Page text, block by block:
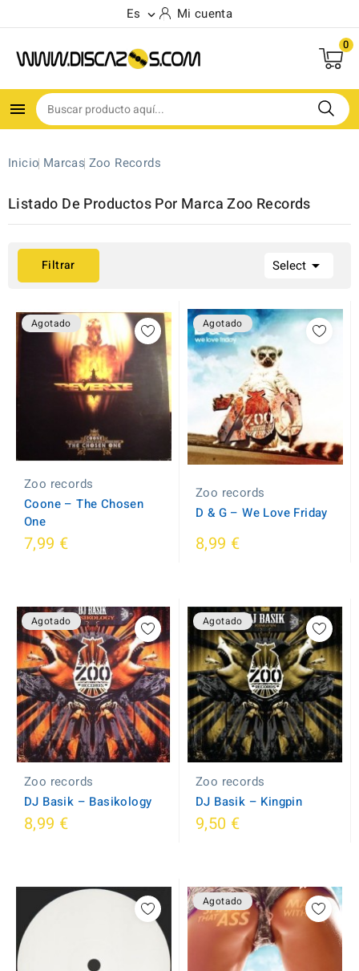
Es  Mi cuenta
0

Inicio Marcas Zoo Records
Listado De Productos Por Marca Zoo Records
Filtrar Select 
Agotado
Zoo records
Coone ‎– The Chosen
One
7,99 €
Agotado
Zoo records
D & G ‎– We Love Friday
8,99 €
Agotado
Zoo records
DJ Basik ‎– Basikology
8,99 €
Agotado
Zoo records
DJ Basik ‎– Kingpin
9,50 €
Agotado